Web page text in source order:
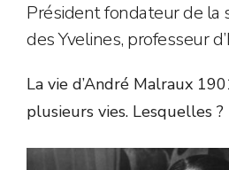
Président fondateur de la
des Yvelines, professeur
La vie d’André Malraux
plusieurs vies. Lesquelles ?